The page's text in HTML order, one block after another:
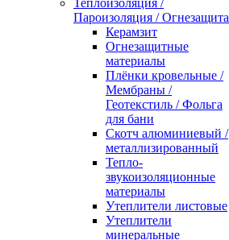
Теплоизоляция /
Пароизоляция / Огнезащита
Керамзит
Огнезащитные
материалы
Плёнки кровельные /
Мембраны /
Геотекстиль / Фольга
для бани
Скотч алюминиевый /
металлизированный
Тепло-
звукоизоляционные
материалы
Утеплители листовые
Утеплители
минеральные